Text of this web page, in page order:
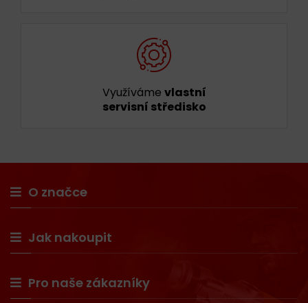
Využíváme vlastní
servisní středisko
O značce
Jak nakoupit
Pro naše zákazníky